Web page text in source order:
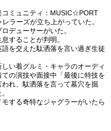
コミュニティ：MUSIC☆PORT
ラーズが立ち上がっていた。
デューサーがいた。
することが判明。
を交えた駄洒落を言い過ぎ生徒
い着グルミ・キャラのオーディ
の演技や面接中「最後に特技を
れ、駄洒落を言って墓穴を掘
する奇特なジャグラーがいたら